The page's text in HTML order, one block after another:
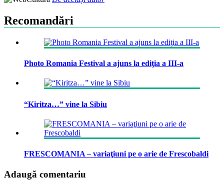
Recomandări
Photo Romania Festival a ajuns la ediţia a III-a
“Kiritza…” vine la Sibiu
FRESCOMANIA – variaţiuni pe o arie de Frescobaldi
Adaugă comentariu